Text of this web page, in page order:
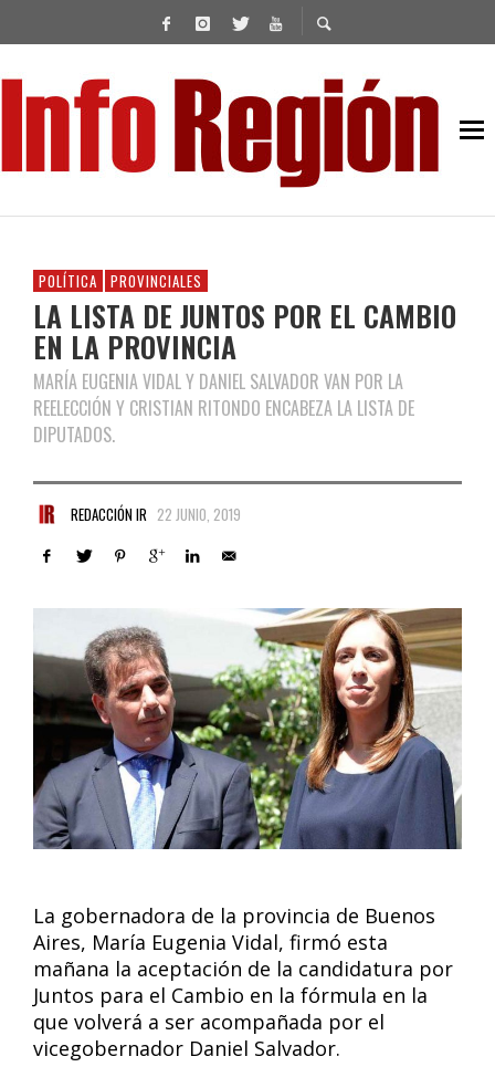
POLÍTICA PROVINCIALES
LA LISTA DE JUNTOS POR EL CAMBIO
EN LA PROVINCIA
MARÍA EUGENIA VIDAL Y DANIEL SALVADOR VAN POR LA
REELECCIÓN Y CRISTIAN RITONDO ENCABEZA LA LISTA DE
DIPUTADOS.
REDACCIÓN IR 22 JUNIO, 2019
La gobernadora de la provincia de Buenos
Aires, María Eugenia Vidal, firmó esta
mañana la aceptación de la candidatura por
Juntos para el Cambio en la fórmula en la
que volverá a ser acompañada por el
vicegobernador Daniel Salvador.